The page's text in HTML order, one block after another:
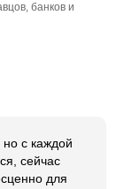
банков и
с каждой
сейчас
для